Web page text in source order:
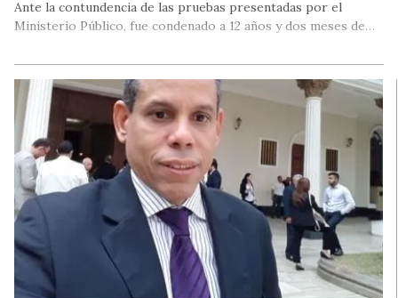
Ante la contundencia de las pruebas presentadas por el
Ministerio Público, fue condenado a 12 años y dos meses de…